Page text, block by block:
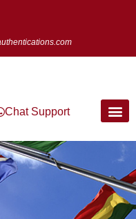
Chat Support